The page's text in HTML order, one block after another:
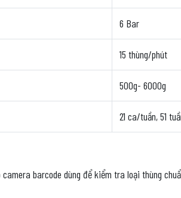
6 Bar
15 thùng/phút
500g- 6000g
21 ca/tuần, 51
barcode dùng để kiểm tra loại thùng